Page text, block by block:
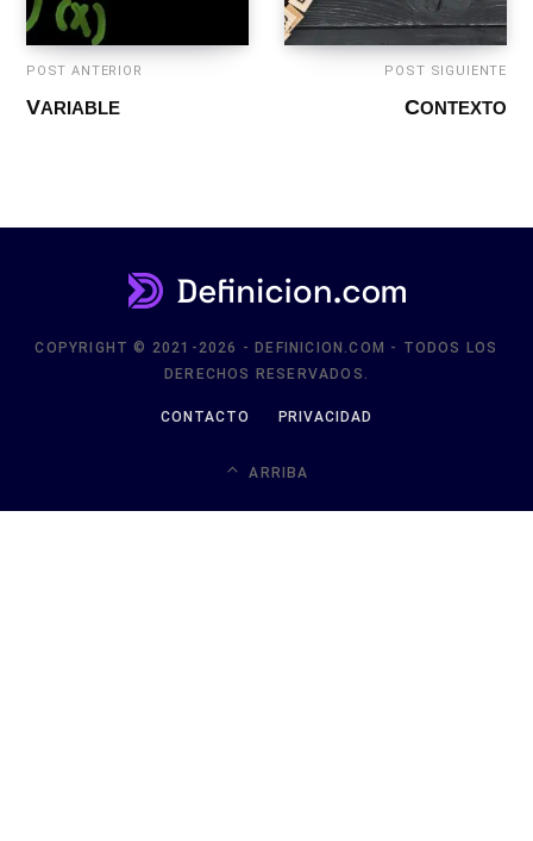
POST ANTERIOR
VARIABLE
POST SIGUIENTE
CONTEXTO
COPYRIGHT © 2021-2026 - DEFINICION.COM - TODOS LOS
DERECHOS RESERVADOS.
CONTACTO PRIVACIDAD
ARRIBA